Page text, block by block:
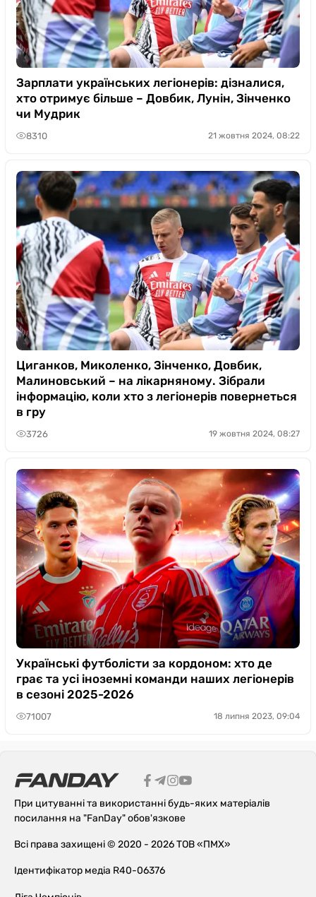
Зарплати українських легіонерів: дізналися,
хто отримує більше – Довбик, Лунін, Зінченко
чи Мудрик
8310 21 жовтня 2024, 08:22
Циганков, Миколенко, Зінченко, Довбик,
Малиновський – на лікарняному. Зібрали
інформацію, коли хто з легіонерів повернеться
в гру
3726 19 жовтня 2024, 08:27
Українські футболісти за кордоном: хто де
грає та усі іноземні команди наших легіонерів
в сезоні 2025-2026
71007 18 липня 2023, 09:04
При цитуванні та використанні будь-яких матеріалів
посилання на "FanDay" обов'язкове
Всі права захищені © 2020 - 2026 ТОВ «ПМХ»
Ідентифікатор медіа R40-06376